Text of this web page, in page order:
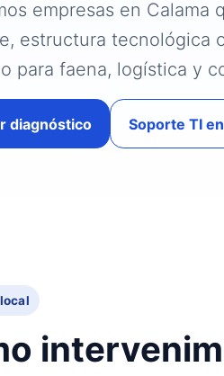
empresas en Calama
estructura tecnológica
para faena, logística y
diagnóstico Soporte TI